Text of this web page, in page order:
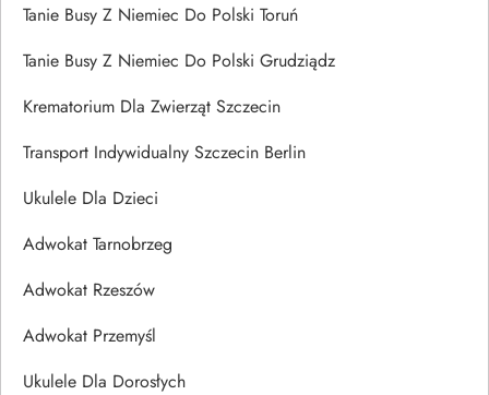
Tanie Busy Z Niemiec Do Polski Toruń
Tanie Busy Z Niemiec Do Polski Grudziądz
Krematorium Dla Zwierząt Szczecin
Transport Indywidualny Szczecin Berlin
Ukulele Dla Dzieci
Adwokat Tarnobrzeg
Adwokat Rzeszów
Adwokat Przemyśl
Ukulele Dla Dorosłych